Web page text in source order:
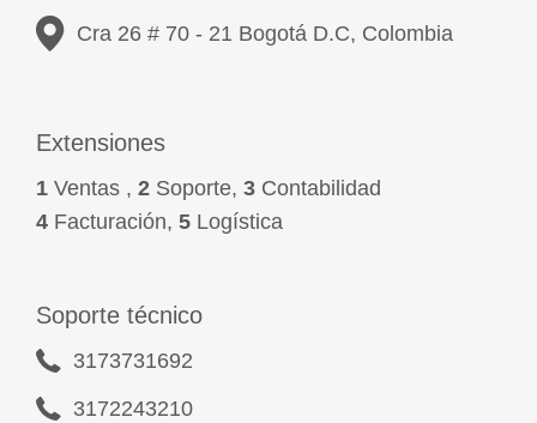
Cra 26 # 70 - 21 Bogotá D.C, Colombia
Extensiones
1 Ventas , 2 Soporte, 3 Contabilidad
4 Facturación, 5 Logística
Soporte técnico
3173731692
3172243210